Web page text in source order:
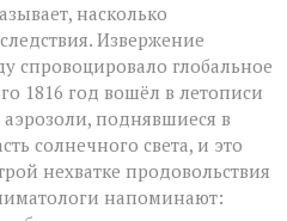
насколько
Извержение
спровоцировало глобальное
1816 год вошёл в летописи
аэрозоли, поднявшиеся в
солнечного света, и это
нехватке продовольствия
напоминают: